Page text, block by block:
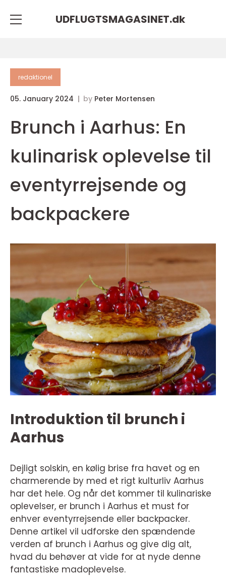
UDFLUGTSMAGASINET.dk
redaktionel
05. January 2024 by Peter Mortensen
Brunch i Aarhus: En
kulinarisk oplevelse til
eventyrrejsende og
backpackere
Introduktion til brunch i
Aarhus
Dejligt solskin, en kølig brise fra havet og en
charmerende by med et rigt kulturliv Aarhus
har det hele. Og når det kommer til kulinariske
oplevelser, er brunch i Aarhus et must for
enhver eventyrrejsende eller backpacker.
Denne artikel vil udforske den spændende
verden af brunch i Aarhus og give dig alt,
hvad du behøver at vide for at nyde denne
fantastiske madoplevelse.